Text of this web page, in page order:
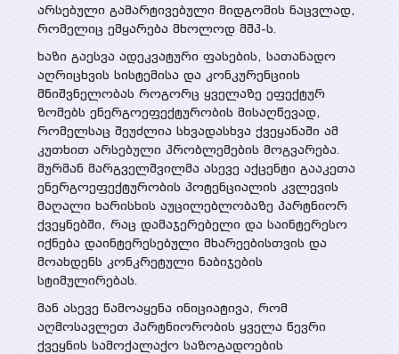
არსებული გამარტივებული მიდგომის ნაცვლად,
რომელიც ემყარება მხოლოდ მშპ-ს.
ხაზი გაესვა ადეკვატური ფასების, სათანადო
აღრიცხვის სისტემისა და კონკურენციის
მნიშვნელობას როგორც ყველაზე ეფექტურ
ზომებს ენერგოეფექტურობის მისაღწევად,
რომელსაც შეუძლია სხვადასხვა ქვეყანაში ამ
კუთხით არსებული პრობლემების მოგვარება.
მურმან მარგველშვილმა ასევე აქცენტი გააკეთა
ენერგოეფექტურობის პოტენციალის კვლევის
მაღალი ხარისხის აუცილებლობაზე პარტნიორ
ქვეყნებში, რაც დამაჯერებელი და საინტერესო
იქნება დაინტერესებული მხარეებისთვის და
მოახდენს კონკრეტული ნაბიჯების
სტიმულირებას.
მან ასევე წამოაყენა ინიციატივა, რომ
აღმოსავლეთ პარტნიორობის ყველა წევრი
ქვეყნის სამოქალაქო საზოგადოების